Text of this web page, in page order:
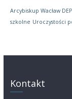
Arcybiskup Wacław
szkolne Uroczystości
Kontakt